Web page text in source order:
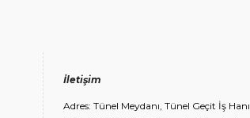
İletişim
Adres: Tünel Meydanı, Tünel Geçit İş Hanı